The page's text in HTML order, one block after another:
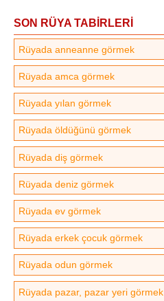
SON RÜYA TABİRLERİ
Rüyada anneanne görmek
Rüyada amca görmek
Rüyada yılan görmek
Rüyada öldüğünü görmek
Rüyada diş görmek
Rüyada deniz görmek
Rüyada ev görmek
Rüyada erkek çocuk görmek
Rüyada odun görmek
Rüyada pazar, pazar yeri görmek